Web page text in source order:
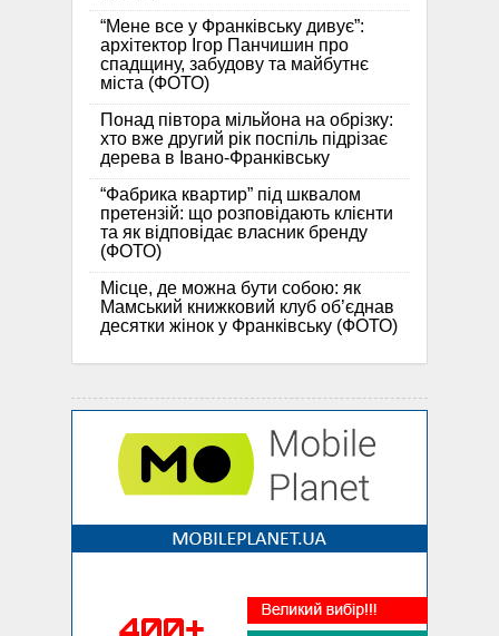
“Мене все у Франківську дивує”:
архітектор Ігор Панчишин про
спадщину, забудову та майбутнє
міста (ФОТО)
Понад півтора мільйона на обрізку:
хто вже другий рік поспіль підрізає
дерева в Івано-Франківську
“Фабрика квартир” під шквалом
претензій: що розповідають клієнти
та як відповідає власник бренду
(ФОТО)
Місце, де можна бути собою: як
Мамський книжковий клуб об’єднав
десятки жінок у Франківську (ФОТО)